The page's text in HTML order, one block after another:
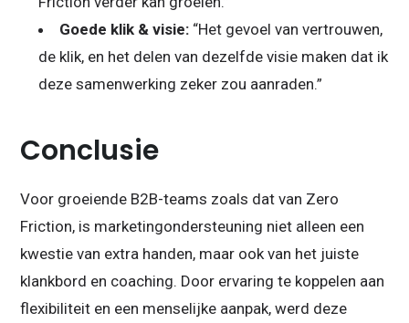
Goede klik & visie: “Het gevoel van vertrouwen,
de klik, en het delen van dezelfde visie maken dat ik
deze samenwerking zeker zou aanraden.”
Conclusie
Voor groeiende B2B-teams zoals dat van Zero
Friction, is marketingondersteuning niet alleen een
kwestie van extra handen, maar ook van het juiste
klankbord en coaching. Door ervaring te koppelen aan
flexibiliteit en een menselijke aanpak, werd deze